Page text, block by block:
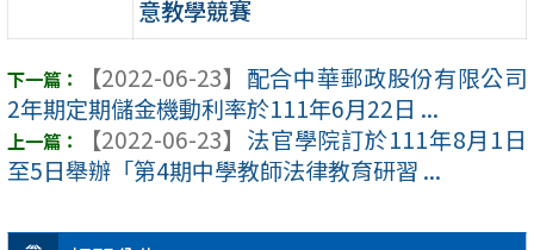
意教學競賽
【2022-06-23】 配合中華郵政股份有限公司
2年期定期儲金機動利率於111年6月22日 ...
【2022-06-23】 法官學院訂於111年8月1日
至5日舉辦「第4期中學教師法律教育研習 ...